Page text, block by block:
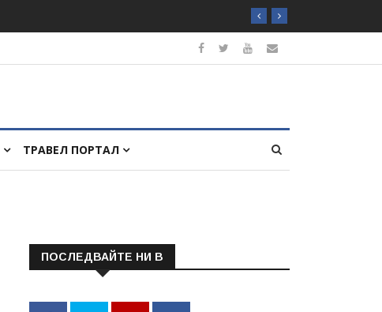
ТРАВЕЛ ПОРТАЛ
ПОСЛЕДВАЙТЕ НИ В